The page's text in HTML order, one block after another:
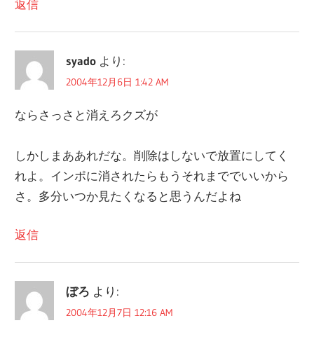
ン
返信
syado より:
2004年12月6日 1:42 AM
ならさっさと消えろクズが
しかしまああれだな。削除はしないで放置にしてく
れよ。インポに消されたらもうそれまででいいから
さ。多分いつか見たくなると思うんだよね
返信
ぼろ より:
2004年12月7日 12:16 AM